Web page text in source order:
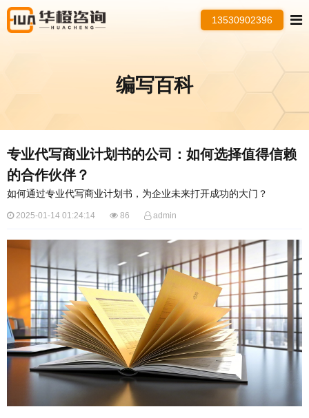
13530902396
编写百科
专业代写商业计划书的公司：如何选择值得信赖
的合作伙伴？
如何通过专业代写商业计划书，为企业未来打开成功的大门？
2025-01-14 01:24:14 86 admin